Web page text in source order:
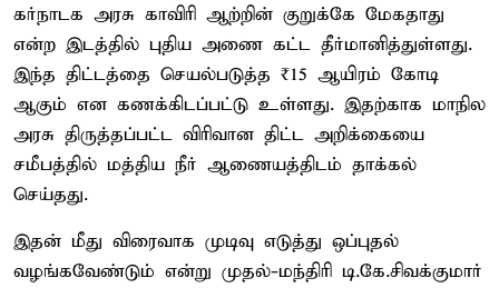
கர்நாடக அரசு காவிரி ஆற்றின் குறுக்கே மேகதாது
என்ற இடத்தில் புதிய அணை கட்ட தீர்மானித்துள்ளது.
இந்த திட்டத்தை செயல்படுத்த ₹15 ஆயிரம் கோடி
ஆகும் என கணக்கிடப்பட்டு உள்ளது. இதற்காக மாநில
அரசு திருத்தப்பட்ட விரிவான திட்ட அறிக்கையை
சமீபத்தில் மத்திய நீர் ஆணையத்திடம் தாக்கல்
செய்தது.
இதன் மீது விரைவாக முடிவு எடுத்து ஒப்புதல்
வழங்கவேண்டும் என்று முதல்-மந்திரி டி.கே.சிவக்குமார்